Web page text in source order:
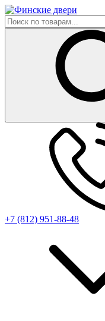
+7 (812) 951-88-48